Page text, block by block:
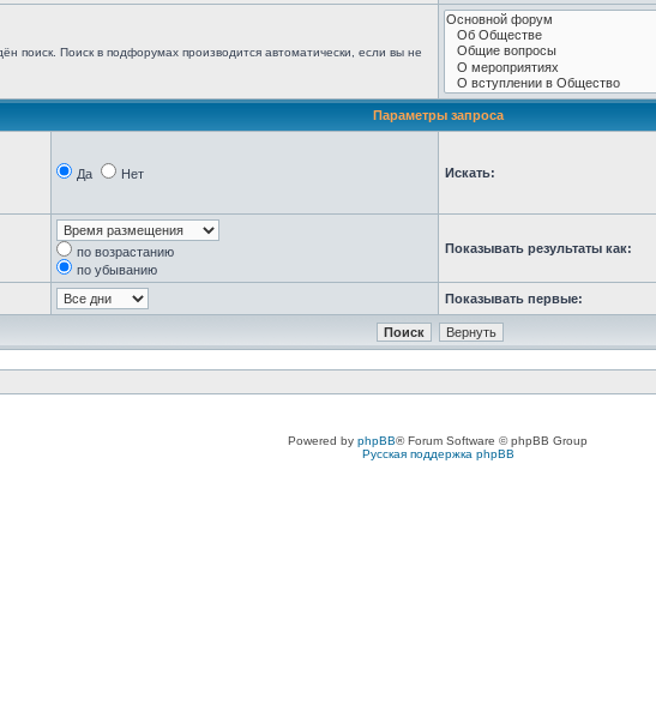
поиск. Поиск в подфорумах производится автоматически, если вы не
Параметры запроса
Да Нет Искать:
по возрастанию
по убыванию
Показывать результаты как:
Показывать первые:
Powered by phpBB® Forum Software © phpBB Group
Русская поддержка phpBB